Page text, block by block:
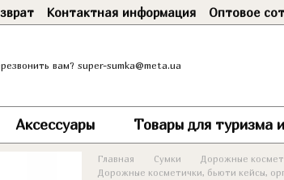
Контактная информация Оптовое
вам? super-sumka@meta.ua
Аксессуары Товары для туризма
Главная Сумки
Дорожные
Дорожные косметички, бьюти кейсы,